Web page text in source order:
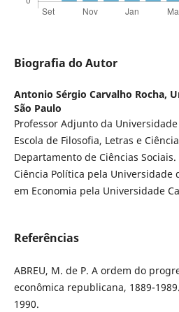
Biografia do Autor
Antonio Sérgio Carvalho Rocha,
São Paulo
Professor Adjunto da
Escola de Filosofia, Letras e
Departamento de Ciências
Ciência Política pela Universidade
em Economia pela Universidade
Referências
ABREU, M. de P. A ordem do
econômica republicana, 1889-
1990.